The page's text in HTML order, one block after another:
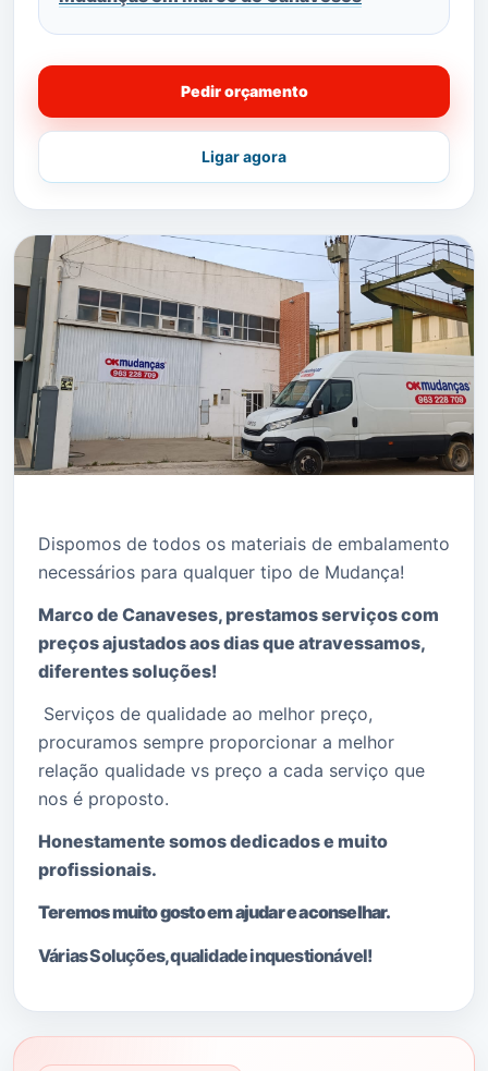
Pedir orçamento
Ligar agora
Dispomos de todos os materiais de embalamento
necessários para qualquer tipo de Mudança!
Marco de Canaveses, prestamos serviços com
preços ajustados aos dias que atravessamos,
diferentes soluções!
Serviços de qualidade ao melhor preço,
procuramos sempre proporcionar a melhor
relação qualidade vs preço a cada serviço que
nos é proposto.
Honestamente somos dedicados e muito
profissionais.
Teremos muito gosto em ajudar e aconselhar.
Várias Soluções, qualidade inquestionável!